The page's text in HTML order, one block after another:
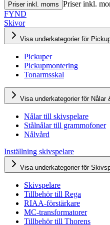
Priser inkl. moms Priser inkl.
FYND
Skivor
Visa underkategorier för
Pickuper
Pickupmontering
Tonarmsskal
Visa underkategorier för Nålar
Nålar till skivspelare
Stålnålar till grammofoner
Nålvård
Inställning skivspelare
Visa underkategorier för
Skivspelare
Tillbehör till Rega
RIAA-förstärkare
MC-transformatorer
Tillbehör till Thorens